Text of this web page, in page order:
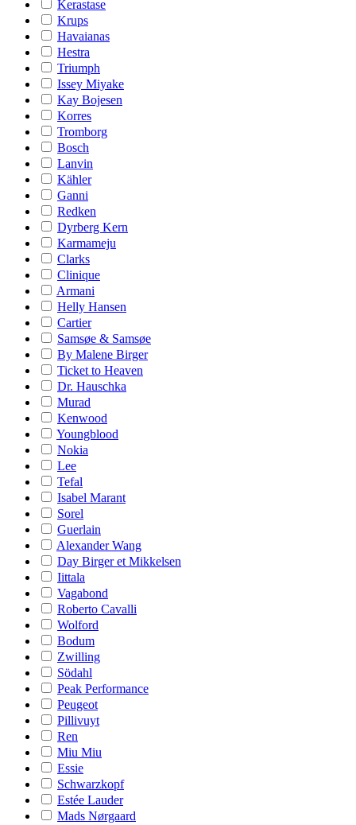
Kerastase
Krups
Havaianas
Hestra
Triumph
Issey Miyake
Kay Bojesen
Korres
Tromborg
Bosch
Lanvin
Kähler
Ganni
Redken
Dyrberg Kern
Karmameju
Clarks
Clinique
Armani
Helly Hansen
Cartier
Samsøe & Samsøe
By Malene Birger
Ticket to Heaven
Dr. Hauschka
Murad
Kenwood
Youngblood
Nokia
Lee
Tefal
Isabel Marant
Sorel
Guerlain
Alexander Wang
Day Birger et Mikkelsen
Iittala
Vagabond
Roberto Cavalli
Wolford
Bodum
Zwilling
Södahl
Peak Performance
Peugeot
Pillivuyt
Ren
Miu Miu
Essie
Schwarzkopf
Estée Lauder
Mads Nørgaard